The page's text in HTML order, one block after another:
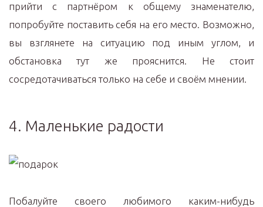
прийти с партнёром к общему знаменателю,
попробуйте поставить себя на его место. Возможно,
вы взглянете на ситуацию под иным углом, и
обстановка тут же прояснится. Не стоит
сосредотачиваться только на себе и своём мнении.
4. Маленькие радости
Побалуйте своего любимого каким-нибудь